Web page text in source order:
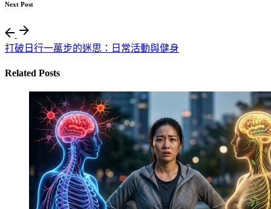
Next Post
打破日行一萬步的迷思：日常活動與健身
Related Posts